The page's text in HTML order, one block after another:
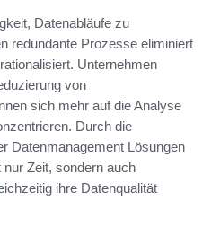
Datenabläufe zu
redundante Prozesse eliminiert
Unternehmen
von
sich mehr auf die Analyse
Durch die
Datenmanagement Lösungen
Zeit, sondern auch
ihre Datenqualität